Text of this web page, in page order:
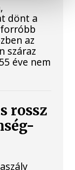
dönt a
az
száraz
éve nem
rossz